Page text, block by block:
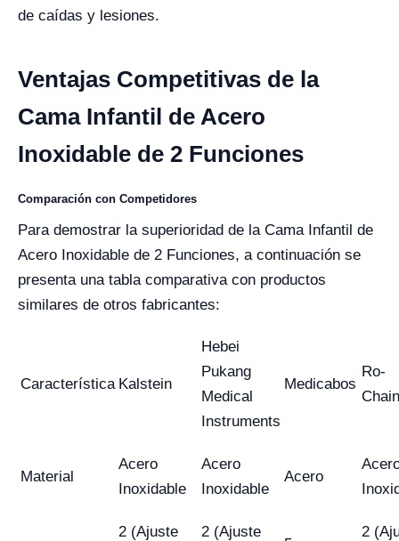
de caídas y lesiones.
Ventajas Competitivas de la
Cama Infantil de Acero
Inoxidable de 2 Funciones
Comparación con Competidores
Para demostrar la superioridad de la Cama Infantil de
Acero Inoxidable de 2 Funciones, a continuación se
presenta una tabla comparativa con productos
similares de otros fabricantes:
Característica Kalstein
Hebei
Pukang
Medical
Instruments
Medicabos
Ro-
Material
Acero
Inoxidable
Acero
Inoxidable
Acero
2 (Ajuste 2 (Ajuste 2